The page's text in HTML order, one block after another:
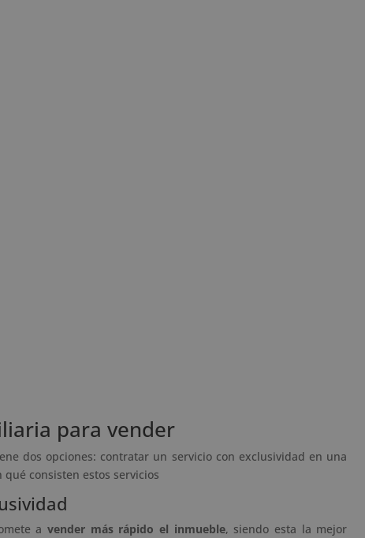
para vender
dos opciones: contratar un servicio con exclusividad en una
qué consisten estos servicios
a vender más rápido el inmueble, siendo esta la mejor